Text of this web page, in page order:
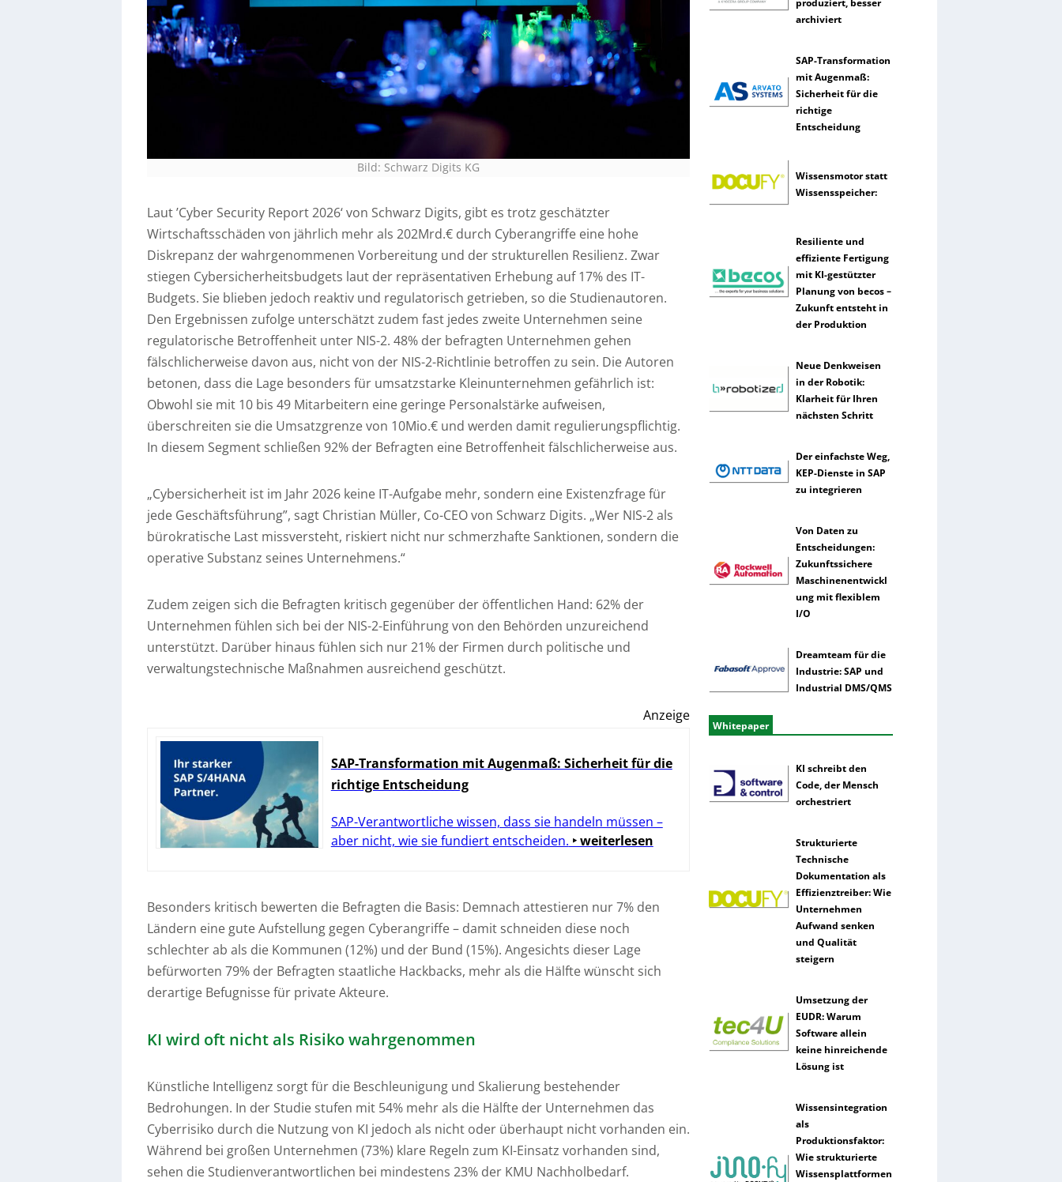
Bild: Schwarz Digits KG
Laut ’Cyber Security Report 2026‘ von Schwarz Digits, gibt es trotz geschätzter
Wirtschaftsschäden von jährlich mehr als 202Mrd.€ durch Cyberangriffe eine hohe
Diskrepanz der wahrgenommenen Vorbereitung und der strukturellen Resilienz. Zwar
stiegen Cybersicherheitsbudgets laut der repräsentativen Erhebung auf 17% des IT-
Budgets. Sie blieben jedoch reaktiv und regulatorisch getrieben, so die Studienautoren.
Den Ergebnissen zufolge unterschätzt zudem fast jedes zweite Unternehmen seine
regulatorische Betroffenheit unter NIS-2. 48% der befragten Unternehmen gehen
fälschlicherweise davon aus, nicht von der NIS-2-Richtlinie betroffen zu sein. Die Autoren
betonen, dass die Lage besonders für umsatzstarke Kleinunternehmen gefährlich ist:
Obwohl sie mit 10 bis 49 Mitarbeitern eine geringe Personalstärke aufweisen,
überschreiten sie die Umsatzgrenze von 10Mio.€ und werden damit regulierungspflichtig.
In diesem Segment schließen 92% der Befragten eine Betroffenheit fälschlicherweise aus.
„Cybersicherheit ist im Jahr 2026 keine IT-Aufgabe mehr, sondern eine Existenzfrage für
jede Geschäftsführung”, sagt Christian Müller, Co-CEO von Schwarz Digits. „Wer NIS-2 als
bürokratische Last missversteht, riskiert nicht nur schmerzhafte Sanktionen, sondern die
operative Substanz seines Unternehmens.“
Zudem zeigen sich die Befragten kritisch gegenüber der öffentlichen Hand: 62% der
Unternehmen fühlen sich bei der NIS-2-Einführung von den Behörden unzureichend
unterstützt. Darüber hinaus fühlen sich nur 21% der Firmen durch politische und
verwaltungstechnische Maßnahmen ausreichend geschützt.
Anzeige
SAP-Transformation mit Augenmaß: Sicherheit für die
richtige Entscheidung
SAP-Verantwortliche wissen, dass sie handeln müssen –
aber nicht, wie sie fundiert entscheiden. ‣ weiterlesen
Besonders kritisch bewerten die Befragten die Basis: Demnach attestieren nur 7% den
Ländern eine gute Aufstellung gegen Cyberangriffe – damit schneiden diese noch
schlechter ab als die Kommunen (12%) und der Bund (15%). Angesichts dieser Lage
befürworten 79% der Befragten staatliche Hackbacks, mehr als die Hälfte wünscht sich
derartige Befugnisse für private Akteure.
KI wird oft nicht als Risiko wahrgenommen
Künstliche Intelligenz sorgt für die Beschleunigung und Skalierung bestehender
Bedrohungen. In der Studie stufen mit 54% mehr als die Hälfte der Unternehmen das
Cyberrisiko durch die Nutzung von KI jedoch als nicht oder überhaupt nicht vorhanden ein.
Während bei großen Unternehmen (73%) klare Regeln zum KI-Einsatz vorhanden sind,
sehen die Studienverantwortlichen bei mindestens 23% der KMU Nachholbedarf.
produziert, besser
archiviert
SAP-Transformation
mit Augenmaß:
Sicherheit für die
richtige
Entscheidung
Wissensmotor statt
Wissensspeicher:
Resiliente und
effiziente Fertigung
mit KI-gestützter
Planung von becos –
Zukunft entsteht in
der Produktion
Neue Denkweisen
in der Robotik:
Klarheit für Ihren
nächsten Schritt
Der einfachste Weg,
KEP-Dienste in SAP
zu integrieren
Von Daten zu
Entscheidungen:
Zukunftssichere
Maschinenentwickl
ung mit flexiblem
I/O
Dreamteam für die
Industrie: SAP und
Industrial DMS/QMS
Whitepaper
KI schreibt den
Code, der Mensch
orchestriert
Strukturierte
Technische
Dokumentation als
Effizienztreiber: Wie
Unternehmen
Aufwand senken
und Qualität
steigern
Umsetzung der
EUDR: Warum
Software allein
keine hinreichende
Lösung ist
Wissensintegration
als
Produktionsfaktor:
Wie strukturierte
Wissensplattformen